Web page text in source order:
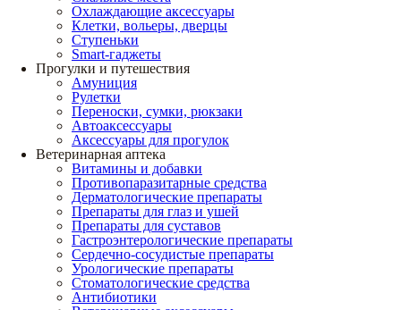
Охлаждающие аксессуары
Клетки, вольеры, дверцы
Ступеньки
Smart-гаджеты
Прогулки и путешествия
Амуниция
Рулетки
Переноски, сумки, рюкзаки
Автоаксессуары
Аксессуары для прогулок
Ветеринарная аптека
Витамины и добавки
Противопаразитарные средства
Дерматологические препараты
Препараты для глаз и ушей
Препараты для суставов
Гастроэнтерологические препараты
Сердечно-сосудистые препараты
Урологические препараты
Стоматологические средства
Антибиотики